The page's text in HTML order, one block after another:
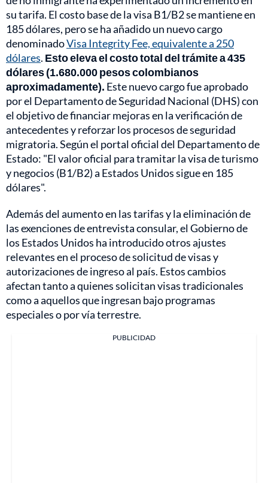
su tarifa. El costo base de la visa B1/B2 se mantiene en
185 dólares, pero se ha añadido un nuevo cargo
denominadoVisa Integrity Fee, equivalente a 250
dólares. Esto eleva el costo total del trámite a 435
dólares (1.680.000 pesos colombianos
aproximadamente). Este nuevo cargo fue aprobado
por el Departamento de Seguridad Nacional (DHS) con
el objetivo de financiar mejoras en la verificación de
antecedentes y reforzar los procesos de seguridad
migratoria. Según el portal oficial del Departamento de
Estado: "El valor oficial para tramitar la visa de turismo
y negocios (B1/B2) a Estados Unidos sigue en 185
dólares".
Además del aumento en las tarifas y la eliminación de
las exenciones de entrevista consular, el Gobierno de
los Estados Unidos ha introducido otros ajustes
relevantes en el proceso de solicitud de visas y
autorizaciones de ingreso al país. Estos cambios
afectan tanto a quienes solicitan visas tradicionales
como a aquellos que ingresan bajo programas
especiales o por vía terrestre.
PUBLICIDAD